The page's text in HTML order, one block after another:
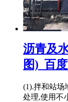
沥青及
图)_百
(1).拌和站场
处理,使用不